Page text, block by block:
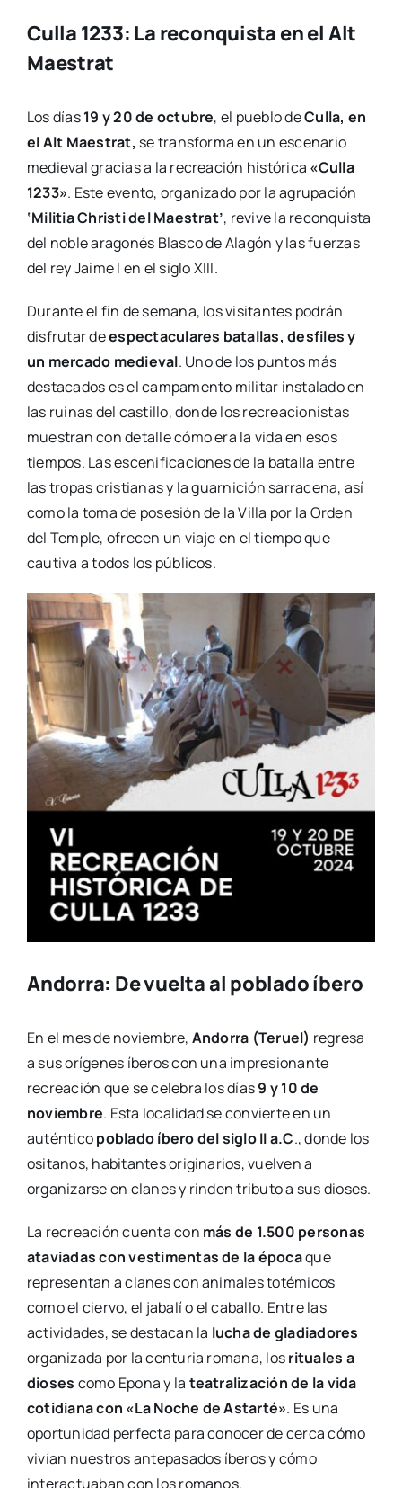
Culla 1233: La reconquista en el Alt
Maestrat
Los días19 y 20 de octubre, el pueblo deCulla, en
el Alt Maestrat, se transforma en un escenario
medieval gracias a la recreación histórica «Culla
1233». Este evento, organizado por la agrupación
‘Militia Christi del Maestrat’, revive la reconquista
del noble aragonés Blasco de Alagón y las fuerzas
del rey Jaime I en el siglo XIII.
Durante el fin de semana, los visitantes podrán
disfrutar deespectaculares batallas, desfiles y
un mercado medieval. Uno de los puntos más
destacados es el campamento militar instalado en
las ruinas del castillo, donde los recreacionistas
muestran con detalle cómo era la vida en esos
tiempos. Las escenificaciones de la batalla entre
las tropas cristianas y la guarnición sarracena, así
como la toma de posesión de la Villa por la Orden
del Temple, ofrecen un viaje en el tiempo que
cautiva a todos los públicos.
Andorra: De vuelta al poblado íbero
En el mes de noviembre, Andorra (Teruel) regresa
a sus orígenes íberos con una impresionante
recreación que se celebra los días9 y 10 de
noviembre. Esta localidad se convierte en un
auténticopoblado íbero del siglo II a.C., donde los
ositanos, habitantes originarios, vuelven a
organizarse en clanes y rinden tributo a sus dioses.
La recreación cuenta con más de 1.500 personas
ataviadas con vestimentas de la épocaque
representan a clanes con animales totémicos
como el ciervo, el jabalí o el caballo. Entre las
actividades, se destacan la lucha de gladiadores
organizada por la centuria romana, losrituales a
dioses como Epona y la teatralización de la vida
cotidiana con «La Noche de Astarté». Es una
oportunidad perfecta para conocer de cerca cómo
vivían nuestros antepasados íberos y cómo
interactuaban con los romanos.